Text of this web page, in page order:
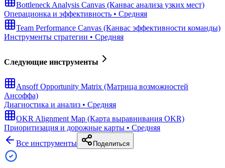
Bottleneck Analysis Canvas (Канвас анализа узких мест)
Операционка и эффективность • Средняя
Team Performance Canvas (Канвас эффективности команды)
Инструменты стратегии • Средняя
Следующие инструменты
Ansoff Opportunity Matrix (Матрица возможностей
Ансоффа)
Диагностика и анализ • Средняя
OKR Alignment Map (Карта выравнивания OKR)
Приоритизация и дорожные карты • Средняя
Все инструменты
Поделиться